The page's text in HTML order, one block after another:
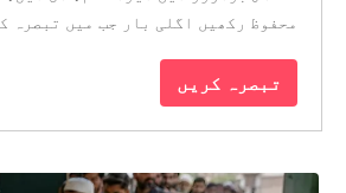
محفوظ رکھیں اگلی بار جب میں تبصرہ